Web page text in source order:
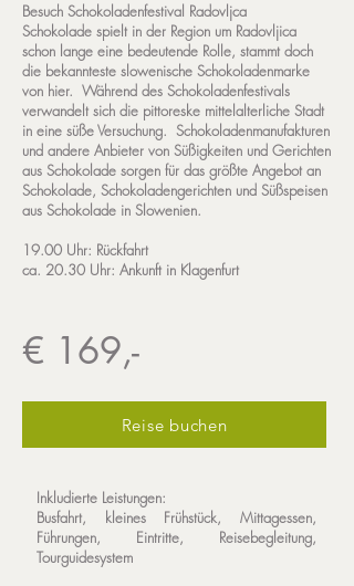
Besuch Schokoladenfestival Radovljca
Schokolade spielt in der Region um Radovljica
schon lange eine bedeutende Rolle, stammt doch
die bekannteste slowenische Schokoladenmarke
von hier. Während des Schokoladenfestivals
verwandelt sich die pittoreske mittelalterliche Stadt
in eine süße Versuchung. Schokoladenmanufakturen
und andere Anbieter von Süßigkeiten und Gerichten
aus Schokolade sorgen für das größte Angebot an
Schokolade, Schokoladengerichten und Süßspeisen
aus Schokolade in Slowenien.
19.00 Uhr: Rückfahrt
ca. 20.30 Uhr: Ankunft in Klagenfurt
€ 169,-
Reise buchen
Inkludierte Leistungen:
Busfahrt, kleines Frühstück, Mittagessen,
Führungen, Eintritte, Reisebegleitung,
Tourguidesystem